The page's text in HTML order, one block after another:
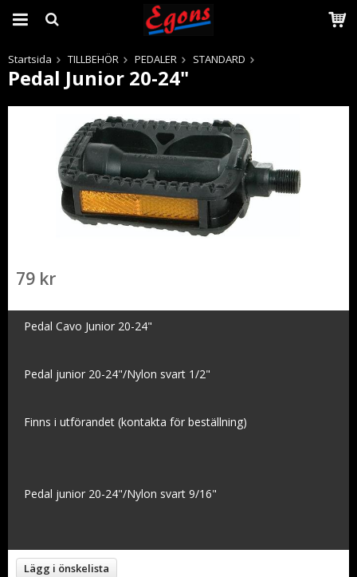
Produkten har blivit tillagd i varukorgen
Startsida TILLBEHÖR PEDALER STANDARD
Pedal Junior 20-24"
79 kr
Pedal Cavo Junior 20-24"
Pedal junior 20-24"/Nylon svart 1/2"
Finns i utförandet (kontakta för beställning)
Pedal junior 20-24"/Nylon svart 9/16"
Lägg i önskelista